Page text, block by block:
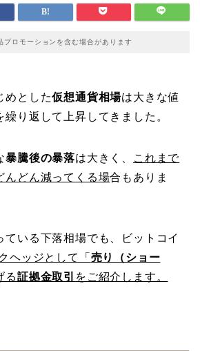
プロモーションを含む場合があります
めとした仮想通貨相場は大きな値
繰り返して上昇してきました。
暴騰後の暴落は大きく、
これまで
んどん減ってくる場合もありま
ている下落相場でも、ビットコイ
ヘッジとして「 売り（ショー
る証拠金取引 をご紹介します。